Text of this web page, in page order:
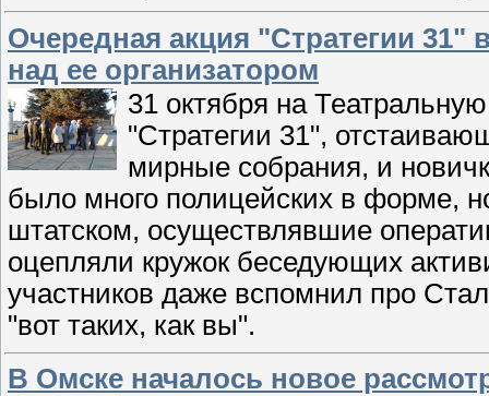
Очередная акция "Стратегии 31"
над ее организатором
31 октября на
"Стратегии 31",
мирные собрания, и
было много полицейских в форме,
штатском, осуществлявшие
оцепляли кружок беседующих
участников даже вспомнил про
"вот таких, как вы".
В Омске началось новое